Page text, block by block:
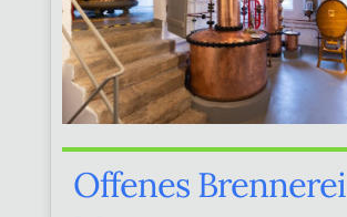
Offenes Brennerei